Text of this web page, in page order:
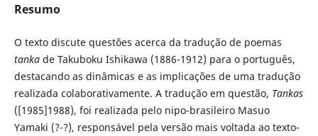
Resumo
O texto discute questões acerca da tradução de poemas
tanka de Takuboku Ishikawa (1886-1912) para o português,
destacando as dinâmicas e as implicações de uma tradução
realizada colaborativamente. A tradução em questão, Tankas
([1985]1988), foi realizada pelo nipo-brasileiro Masuo
Yamaki (?-?), responsável pela versão mais voltada ao texto-